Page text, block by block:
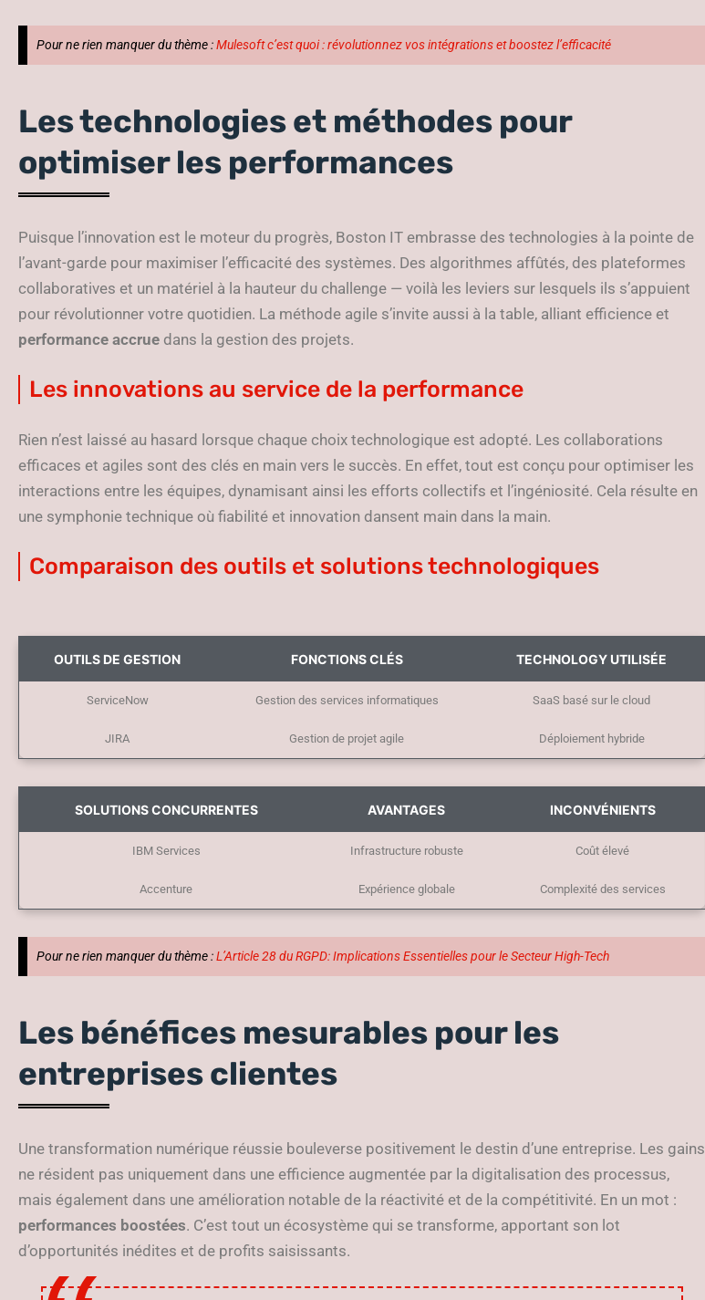
Pour ne rien manquer du thème :Mulesoft c’est quoi : révolutionnez vos intégrations et boostez l’efficacité
Les technologies et méthodes pour
optimiser les performances
Puisque l’innovation est le moteur du progrès, Boston IT embrasse des technologies à la pointe de
l’avant-garde pour maximiser l’efficacité des systèmes. Des algorithmes affûtés, des plateformes
collaboratives et un matériel à la hauteur du challenge — voilà les leviers sur lesquels ils s’appuient
pour révolutionner votre quotidien. La méthode agile s’invite aussi à la table, alliant efficience et
performance accrue dans la gestion des projets.
Les innovations au service de la performance
Rien n’est laissé au hasard lorsque chaque choix technologique est adopté. Les collaborations
efficaces et agiles sont des clés en main vers le succès. En effet, tout est conçu pour optimiser les
interactions entre les équipes, dynamisant ainsi les efforts collectifs et l’ingéniosité. Cela résulte en
une symphonie technique où fiabilité et innovation dansent main dans la main.
Comparaison des outils et solutions technologiques
OUTILS DE GESTION FONCTIONS CLÉS TECHNOLOGY UTILISÉE
ServiceNow Gestion des services informatiques SaaS basé sur le cloud
JIRA Gestion de projet agile Déploiement hybride
SOLUTIONS CONCURRENTES AVANTAGES INCONVÉNIENTS
IBM Services Infrastructure robuste Coût élevé
Accenture Expérience globale Complexité des services
Pour ne rien manquer du thème :L’Article 28 du RGPD: Implications Essentielles pour le Secteur High-Tech
Les bénéfices mesurables pour les
entreprises clientes
Une transformation numérique réussie bouleverse positivement le destin d’une entreprise. Les gains
ne résident pas uniquement dans une efficience augmentée par la digitalisation des processus,
mais également dans une amélioration notable de la réactivité et de la compétitivité. En un mot :
performances boostées. C’est tout un écosystème qui se transforme, apportant son lot
d’opportunités inédites et de profits saisissants.